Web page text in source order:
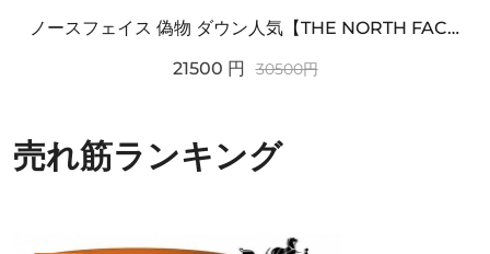
ノースフェイス 偽物 ダウン人気【THE NORTH FACE】M'S 7 SUMMIT HIM...
21500 円 30500円
売れ筋ランキング